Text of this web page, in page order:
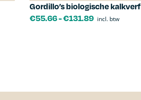
Gordillo’s biologische kalkverf
€55.66-€131.89 incl. btw